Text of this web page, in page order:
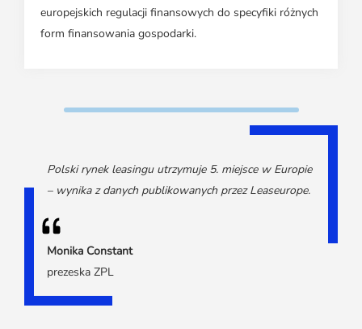
europejskich regulacji finansowych do specyfiki różnych
form finansowania gospodarki.
Polski rynek leasingu utrzymuje 5. miejsce w Europie
– wynika z danych publikowanych przez Leaseurope.
Monika Constant
prezeska ZPL